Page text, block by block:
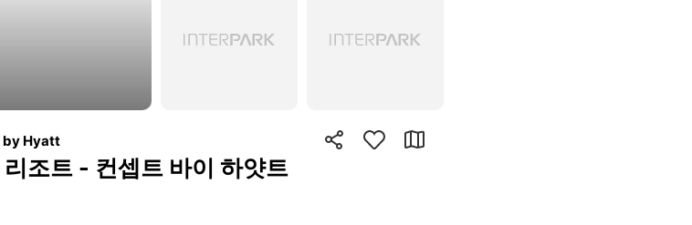
by Hyatt
조트 - 컨셉트 바이 하얏트